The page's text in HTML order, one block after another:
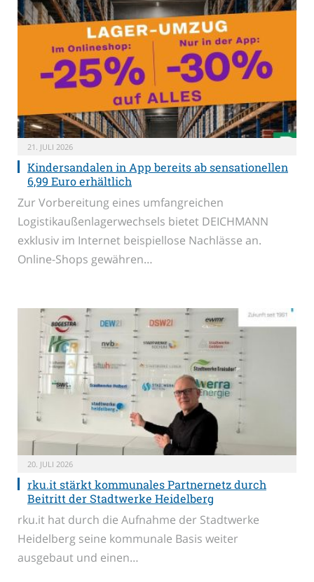
21. JULI 2026
Kindersandalen in App bereits ab sensationellen
6,99 Euro erhältlich
Zur Vorbereitung eines umfangreichen
Logistikaußenlagerwechsels bietet DEICHMANN
exklusiv im Internet beispiellose Nachlässe an.
Online-Shops gewähren…
20. JULI 2026
rku.it stärkt kommunales Partnernetz durch
Beitritt der Stadtwerke Heidelberg
rku.it hat durch die Aufnahme der Stadtwerke
Heidelberg seine kommunale Basis weiter
ausgebaut und einen…